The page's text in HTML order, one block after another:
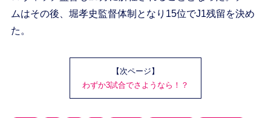
ムはその後、堀孝史監督体制となり15位でJ1残留を決め
た。
【次ページ】
わずか3試合でさようなら！？